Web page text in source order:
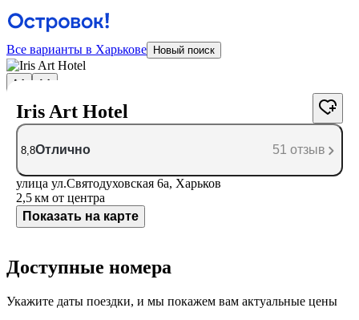
Все варианты в Харькове Новый поиск
Iris Art Hotel
8,8Отлично 51 отзыв
улица ул.Святодуховская 6а, Харьков
2,5 км от центра
Показать на карте
Доступные номера
Укажите даты поездки, и мы покажем вам актуальные цены